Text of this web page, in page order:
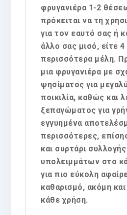
φρυγανιέρα 1-2
πρόκειται να τη
για τον εαυτό σας ή
άλλο σας μισό, είτε
περισσότερα μέλη.
μια φρυγανιέρα με
ψησίματος για
ποικιλία, καθώς και
ξεπαγώματος για
εγγυημένα
περισσότερες,
και συρτάρι συλλογής
υπολειμμάτων στο
για πιο εύκολη
καθαρισμό, ακόμη
κάθε χρήση.